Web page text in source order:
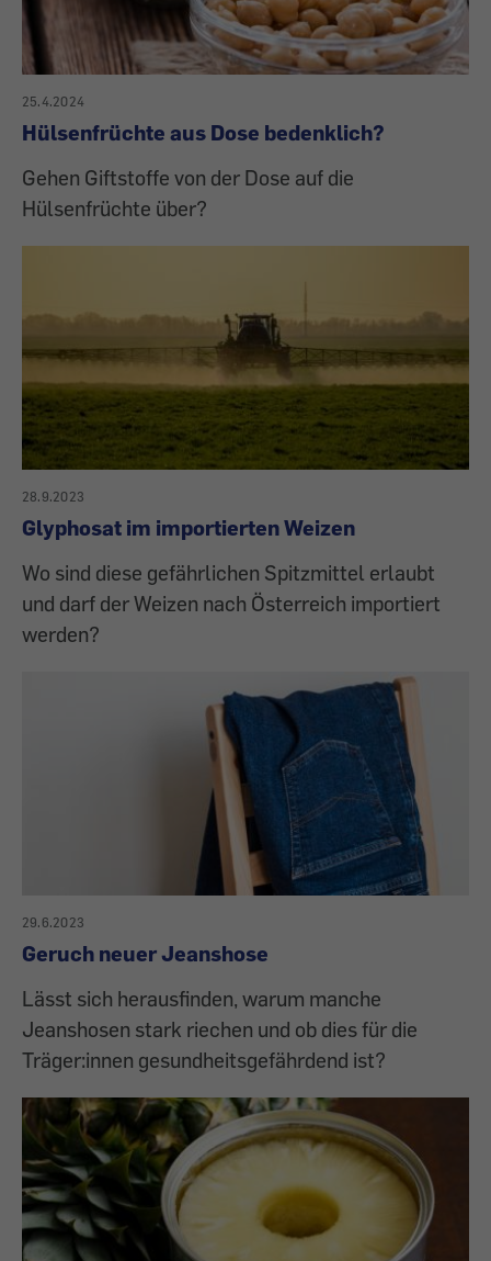
25.4.2024
Hülsenfrüchte aus Dose bedenklich?
Gehen Giftstoffe von der Dose auf die
Hülsenfrüchte über?
28.9.2023
Glyphosat im importierten Weizen
Wo sind diese gefährlichen Spitzmittel erlaubt
und darf der Weizen nach Österreich importiert
werden?
29.6.2023
Geruch neuer Jeanshose
Lässt sich herausfinden, warum manche
Jeanshosen stark riechen und ob dies für die
Träger:innen gesundheitsgefährdend ist?